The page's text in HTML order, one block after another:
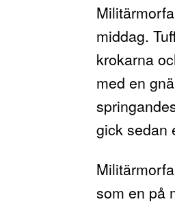
middag.
krokarna
med en
gick sedan
som en på